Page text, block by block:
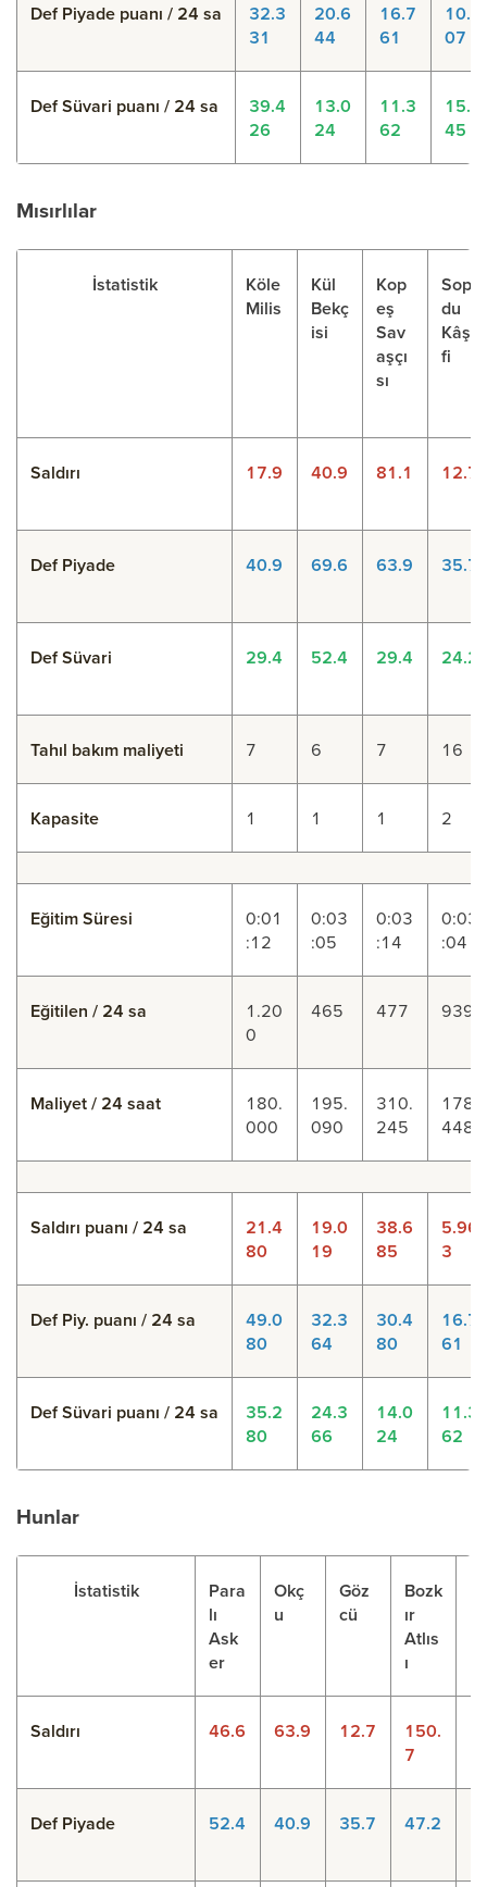
Def Piyade puanı / 24 sa
32.3
31
20.6
44
16.7
61
10.7
07
Def Süvari puanı / 24 sa
39.4
26
13.0
24
11.3
62
15.1
45
Mısırlılar
İstatistik
Köle
Milis
Kül
Bekç
isi
Kop
eş
Sav
aşçı
sı
Sop
du
Kâşi
fi
Saldırı 17.9 40.9 81.1 12.7
Def Piyade 40.9 69.6 63.9 35.7
Def Süvari 29.4 52.4 29.4 24.2
Tahıl bakım maliyeti 7 6 7 16
Kapasite 1 1 1 2
Eğitim Süresi
0:01
:12
0:03
:05
0:03
:14
0:03
:04
Eğitilen / 24 sa
1.20
0
465 477 939
Maliyet / 24 saat
180.
000
195.
090
310.
245
178.
448
Saldırı puanı / 24 sa
21.4
80
19.0
19
38.6
85
5.96
3
Def Piy. puanı / 24 sa
49.0
80
32.3
64
30.4
80
16.7
61
Def Süvari puanı / 24 sa
35.2
80
24.3
66
14.0
24
11.3
62
Hunlar
İstatistik
Para
lı
Ask
er
Okç
u
Göz
cü
Bozk
ır
Atlıs
ı
Saldırı 46.6 63.9 12.7
150.
7
Def Piyade 52.4 40.9 35.7 47.2